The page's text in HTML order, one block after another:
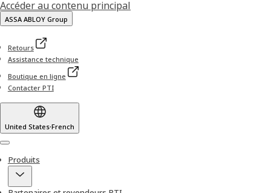
Accéder au contenu principal
ASSA ABLOY Group
Retours
Assistance technique
Boutique en ligne
Contacter PTI
United States·French
Menu
Produits